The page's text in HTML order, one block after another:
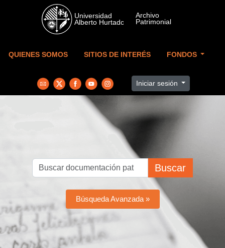
Skip to main content
QUIENES SOMOS SITIOS DE INTERÉS FONDOS
Iniciar sesión
Buscar
Búsqueda Avanzada »